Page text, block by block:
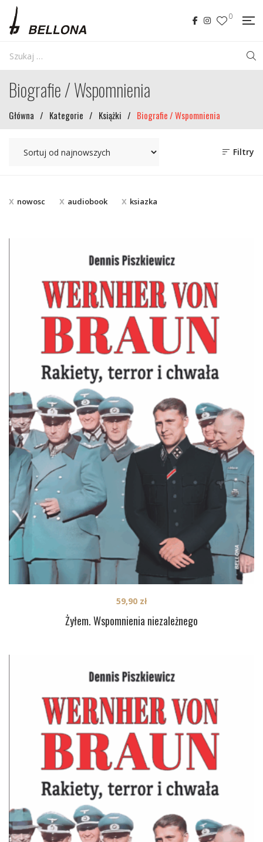
0
Biografie / Wspomnienia
Główna / Kategorie / Książki / Biografie / Wspomnienia
Filtry
nowosc audiobook ksiazka
Żyłem. Wspomnienia niezależnego
59,90 zł